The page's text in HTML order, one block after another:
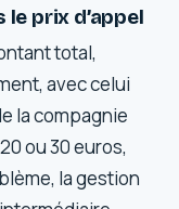
prix d’appel
total,
avec celui
la compagnie
ou 30 euros,
la gestion